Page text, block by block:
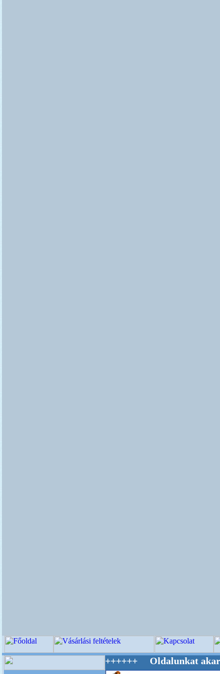
Mestere! +++++++ Oldalunkat akarattal